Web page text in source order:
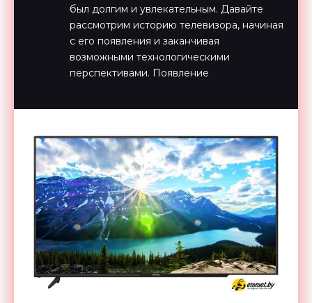
был долгим и увлекательным. Давайте
рассмотрим историю телевизора, начиная
с его появления и заканчивая
возможными технологическими
перспективами. Появление